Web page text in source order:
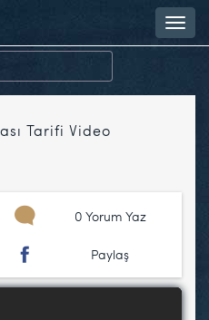
Tarifi Video
0 Yorum Yaz
Paylaş